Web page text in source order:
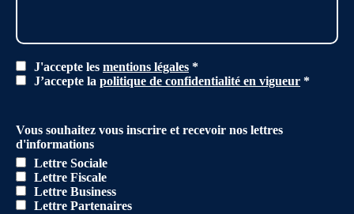
J'accepte les mentions légales *
J’accepte la politique de confidentialité en vigueur *
Vous souhaitez vous inscrire et recevoir nos lettres
d'informations
Lettre Sociale
Lettre Fiscale
Lettre Business
Lettre Partenaires